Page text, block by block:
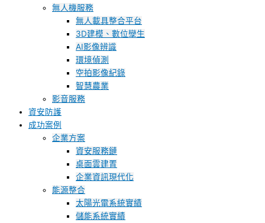
無人機服務
無人載具整合平台
3D建模、數位孿生
AI影像辨識
環境偵測
空拍影像紀錄
智慧農業
影音服務
資安防護
成功案例
企業方案
資安服務鏈
桌面雲建置
企業資訊現代化
能源整合
太陽光電系統實績
儲能系統實績